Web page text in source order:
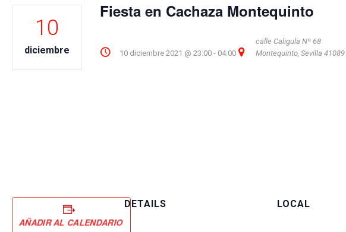
10
diciembre
Fiesta en Cachaza Montequinto
10 diciembre 2021 @ 23:00 - 04:00
calle Caligula Nº 68
Montequinto, Sevilla 41089
AÑADIR AL CALENDARIO
DETAILS LOCAL